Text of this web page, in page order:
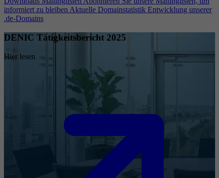
informiert zu bleiben Aktuelle Domainstatistik Entwicklung unserer
.de-Domains
DENIC Tätigkeitsbericht 2025
Hier lesen